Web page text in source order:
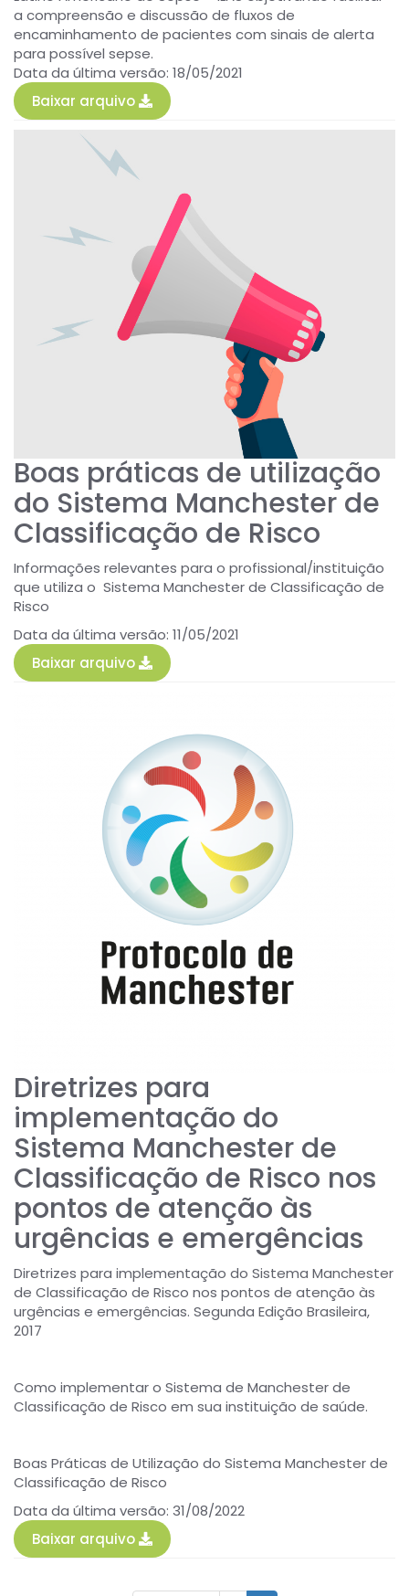
a compreensão e discussão de fluxos de
encaminhamento de pacientes com sinais de alerta
para possível sepse.
Data da última versão: 18/05/2021
Baixar arquivo
Boas práticas de utilização
do Sistema Manchester de
Classificação de Risco
Informações relevantes para o profissional/instituição
que utiliza o Sistema Manchester de Classificação de
Risco
Data da última versão: 11/05/2021
Baixar arquivo
Diretrizes para
implementação do
Sistema Manchester de
Classificação de Risco nos
pontos de atenção às
urgências e emergências
Diretrizes para implementação do Sistema Manchester
de Classificação de Risco nos pontos de atenção às
urgências e emergências. Segunda Edição Brasileira,
2017
Como implementar o Sistema de Manchester de
Classificação de Risco em sua instituição de saúde.
Boas Práticas de Utilização do Sistema Manchester de
Classificação de Risco
Data da última versão: 31/08/2022
Baixar arquivo